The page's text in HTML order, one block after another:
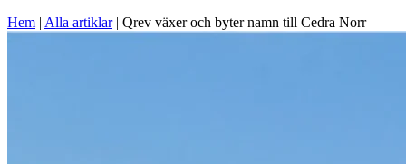
Hem | Alla artiklar| Qrev växer och byter namn till Cedra Norr